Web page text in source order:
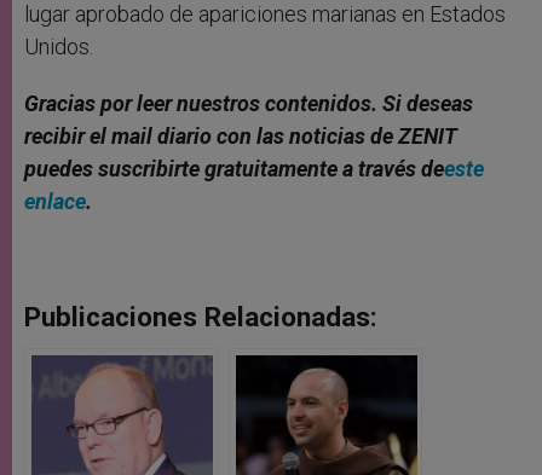
lugar aprobado de apariciones marianas en Estados
Unidos.
Gracias por leer nuestros contenidos. Si deseas
recibir el mail diario con las noticias de ZENIT
puedes suscribirte gratuitamente a través deeste
enlace.
Publicaciones Relacionadas: